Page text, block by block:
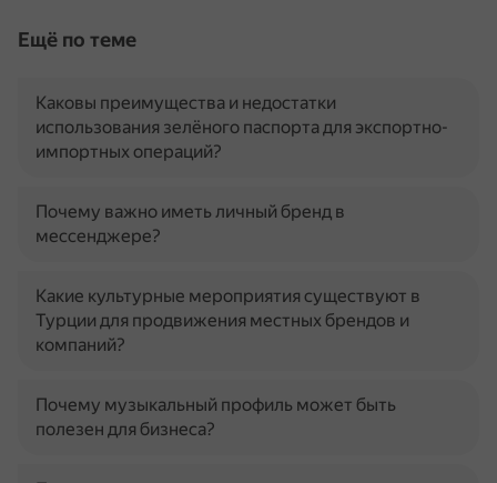
Ещё по теме
Каковы преимущества и недостатки
использования зелёного паспорта для экспортно-
импортных операций?
Почему важно иметь личный бренд в
мессенджере?
Какие культурные мероприятия существуют в
Турции для продвижения местных брендов и
компаний?
Почему музыкальный профиль может быть
полезен для бизнеса?